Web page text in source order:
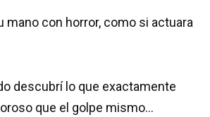
mano con horror, como si actuara
descubrí lo que exactamente
que el golpe mismo…